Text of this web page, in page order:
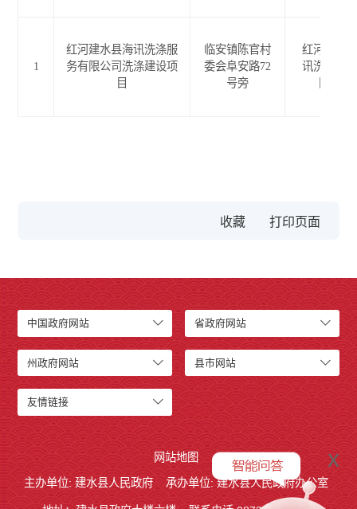
1
红河建水县海讯洗涤服
务有限公司洗涤建设项
目
临安镇陈官村
委会阜安路72
号旁
红河建水
讯洗涤服
收藏
中国政府网站 省政府网站
州政府网站 县市网站
友情链接
网站地图
主办单位: 建水县人民政府
承办单位: 建水县人民政府办公室
x